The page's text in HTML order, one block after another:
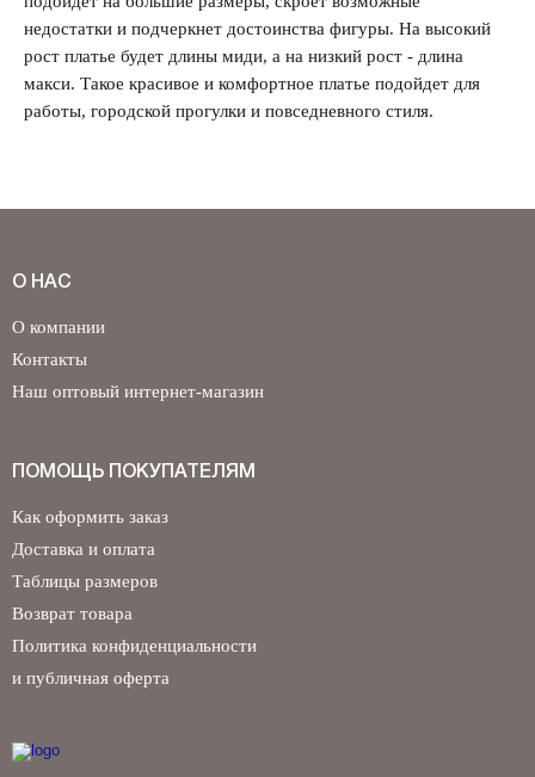
недостатки и подчеркнет достоинства фигуры. На высокий
рост платье будет длины миди, а на низкий рост - длина
макси. Такое красивое и комфортное платье подойдет для
работы, городской прогулки и повседневного стиля.
О НАС
О компании
Контакты
Наш оптовый интернет-магазин
ПОМОЩЬ ПОКУПАТЕЛЯМ
Как оформить заказ
Доставка и оплата
Таблицы размеров
Возврат товара
Политика конфиденциальности
и публичная оферта